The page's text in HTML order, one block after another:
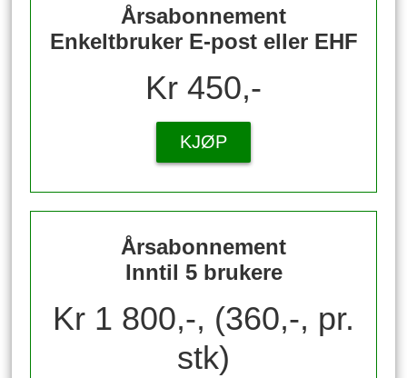
Årsabonnement
Enkeltbruker E-post eller EHF
Kr 450,-
KJØP
Årsabonnement
Inntil 5 brukere
Kr 1 800,-, (360,-, pr.
stk)